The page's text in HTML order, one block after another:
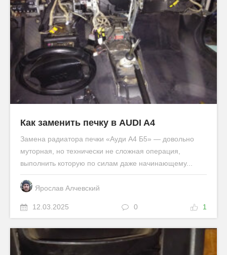
Как заменить печку в AUDI A4
Замена радиатора печки «Ауди А4 Б5» — довольно
муторная, но технически не сложная операция,
выполнить которую по силам даже начинающему...
Ярослав Алчевский
12.03.2025 0 1